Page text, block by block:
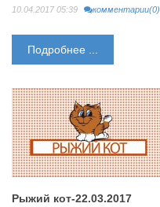
10.04.2017 05:39 комментарии(0)
Подробнее ...
Рыжий кот-22.03.2017